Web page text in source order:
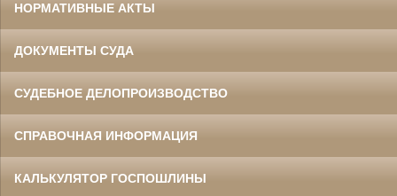
НОРМАТИВНЫЕ АКТЫ
ДОКУМЕНТЫ СУДА
СУДЕБНОЕ ДЕЛОПРОИЗВОДСТВО
СПРАВОЧНАЯ ИНФОРМАЦИЯ
КАЛЬКУЛЯТОР ГОСПОШЛИНЫ